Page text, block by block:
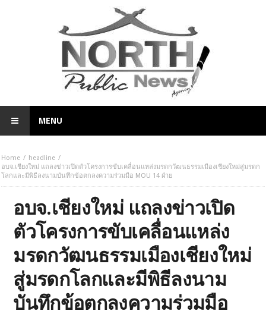
MENU
Home
headline
อบจ.เชียงใหม่ แถลงข่าวเปิดตัวโครงการขับเคลื่อนแหล่งมรดกวัฒนธรรมเมืองเชียงใหม่สู่มรดก
โลกและมีพิธีลงนามบันทึกข้อตกลงความร่วมมือ MOU 14 ฝ่าย
อบจ.เชียงใหม่ แถลงข่าวเปิด
ตัวโครงการขับเคลื่อนแหล่ง
มรดกวัฒนธรรมเมืองเชียงใหม่
สู่มรดกโลกและมีพิธีลงนาม
บันทึกข้อตกลงความร่วมมือ